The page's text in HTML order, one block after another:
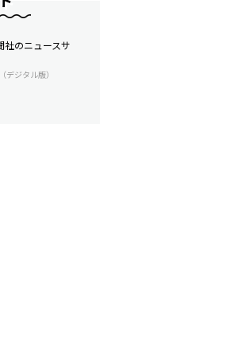
社のニュースサ
デジタル版）